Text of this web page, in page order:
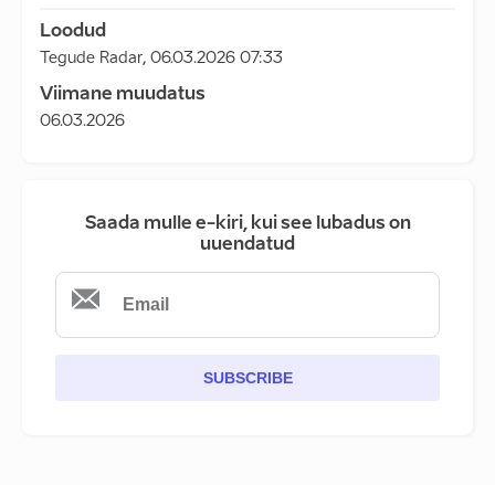
Loodud
Tegude Radar, 06.03.2026 07:33
Viimane muudatus
06.03.2026
Saada mulle e-kiri, kui see lubadus on
uuendatud
SUBSCRIBE